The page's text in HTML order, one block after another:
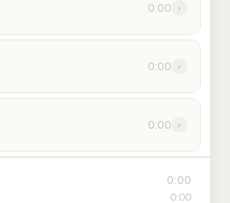
0:00 ›
0:00 ›
0:00 ›
0:00
0:00